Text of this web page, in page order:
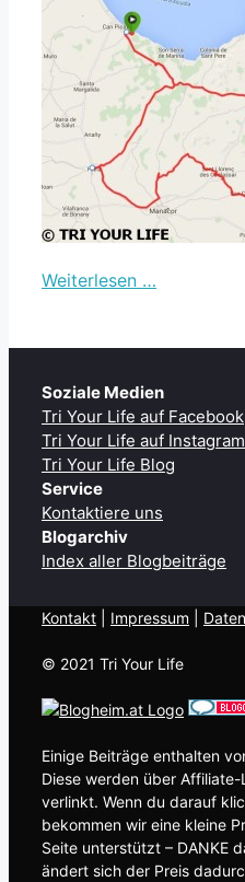
Weiterlesen …
Soziale Medien
Tri Your Life auf Facebook
Tri Your Life auf Instagram
Tri Your Life Blog
Service
Kontaktiere uns
Blogarchiv
Index aller Blogbeiträge
Kontakt Impressum
© 2021 Tri Your Life
Einige Beiträge enthalten
Diese werden über
verlinkt. Wenn du darauf
bekommen wir eine kleine
Seite unterstützt – DANKE
ändert sich der Preis